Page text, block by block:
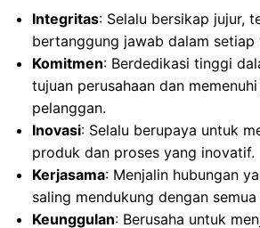
Integritas: Selalu bersikap jujur,
bertanggung jawab dalam setiap
Komitmen: Berdedikasi tinggi
tujuan perusahaan dan
pelanggan.
Inovasi: Selalu berupaya untuk
produk dan proses yang inovatif.
Kerjasama: Menjalin hubungan
saling mendukung dengan
Keunggulan: Berusaha untuk